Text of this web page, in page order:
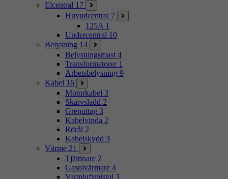
Elcentral 17
Huvudcentral 7
125A 1
Undercentral 10
Belysning 14
Belysningsmast 4
Transformatorer 1
Arbetsbelysning 9
Kabel 16
Motorkabel 3
Skarvsladd 2
Grenuttag 3
Kabelvinda 2
Rörål 2
Kabelskydd 3
Värme 21
Tjältinare 2
Gasolvärmare 4
Varmluftspistol 3